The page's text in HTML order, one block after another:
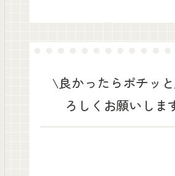
\良かったらポチッ
ろしくお願いしま